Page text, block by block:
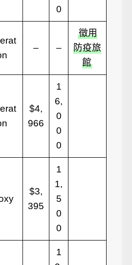
0
– –
徵用
防疫旅
館
$4,
966
1
6,
0
0
0
$3,
395
1
1,
5
0
0
1